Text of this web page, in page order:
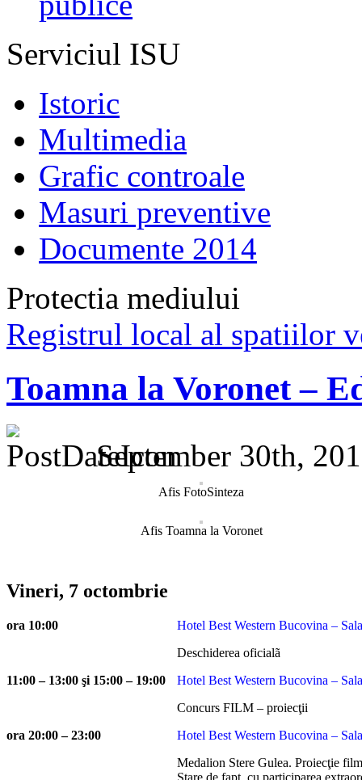
Serviciul ISU
Istoric
Multimedia
Grafic controale
Masuri preventive
Documente 2014
Protectia mediului
Registrul local al spatiilor
Toamna la Voronet –
September 30th,
Afis FotoSinteza
Afis Toamna la Voronet
Vineri, 7 octombrie
ora 10:00
Hotel Best Western Bucovina –
Deschiderea oficialã
11:00 – 13:00 şi 15:00 – 19:00
Hotel Best Western Bucovina –
Concurs FILM – proiecţii
ora 20:00 – 23:00
Hotel Best Western Bucovina –
Medalion Stere Gulea. Proiecţie
Stare de fapt, cu participarea